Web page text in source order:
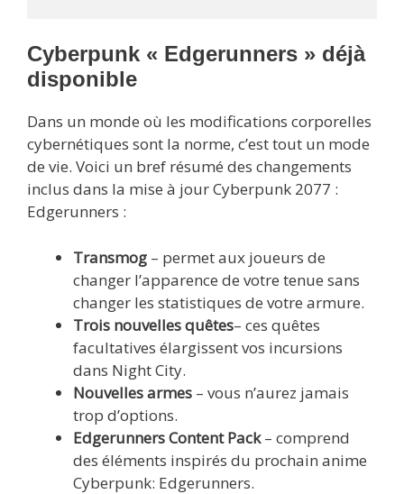
Cyberpunk « Edgerunners » déjà
disponible
Dans un monde où les modifications corporelles
cybernétiques sont la norme, c’est tout un mode
de vie. Voici un bref résumé des changements
inclus dans la mise à jour Cyberpunk 2077 :
Edgerunners :
Transmog – permet aux joueurs de
changer l’apparence de votre tenue sans
changer les statistiques de votre armure.
Trois nouvelles quêtes– ces quêtes
facultatives élargissent vos incursions
dans Night City.
Nouvelles armes – vous n’aurez jamais
trop d’options.
Edgerunners Content Pack– comprend
des éléments inspirés du prochain anime
Cyberpunk: Edgerunners.